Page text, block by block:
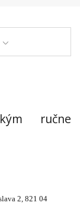
ručne
2, 821 04